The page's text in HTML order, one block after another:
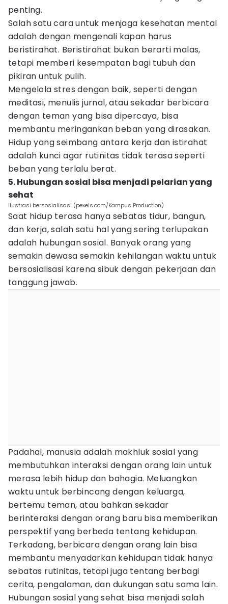
penting.
Salah satu cara untuk menjaga kesehatan mental
adalah dengan mengenali kapan harus
beristirahat. Beristirahat bukan berarti malas,
tetapi memberi kesempatan bagi tubuh dan
pikiran untuk pulih.
Mengelola stres dengan baik, seperti dengan
meditasi, menulis jurnal, atau sekadar berbicara
dengan teman yang bisa dipercaya, bisa
membantu meringankan beban yang dirasakan.
Hidup yang seimbang antara kerja dan istirahat
adalah kunci agar rutinitas tidak terasa seperti
beban yang terlalu berat.
5. Hubungan sosial bisa menjadi pelarian yang
sehat
ilustrasi bersosialisasi (pexels.com/Kampus Production)
Saat hidup terasa hanya sebatas tidur, bangun,
dan kerja, salah satu hal yang sering terlupakan
adalah hubungan sosial. Banyak orang yang
semakin dewasa semakin kehilangan waktu untuk
bersosialisasi karena sibuk dengan pekerjaan dan
tanggung jawab.
Padahal, manusia adalah makhluk sosial yang
membutuhkan interaksi dengan orang lain untuk
merasa lebih hidup dan bahagia. Meluangkan
waktu untuk berbincang dengan keluarga,
bertemu teman, atau bahkan sekadar
berinteraksi dengan orang baru bisa memberikan
perspektif yang berbeda tentang kehidupan.
Terkadang, berbicara dengan orang lain bisa
membantu menyadarkan kehidupan tidak hanya
sebatas rutinitas, tetapi juga tentang berbagi
cerita, pengalaman, dan dukungan satu sama lain.
Hubungan sosial yang sehat bisa menjadi salah